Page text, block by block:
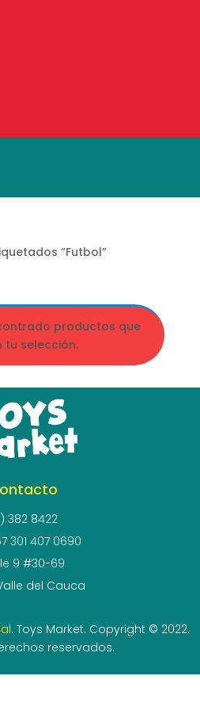
“Futbol”
productos que
tu selección.
382 8422
301 407 0690
9 #30-69
del Cauca
. Toys Market. Copyright © 2022.
reservados.